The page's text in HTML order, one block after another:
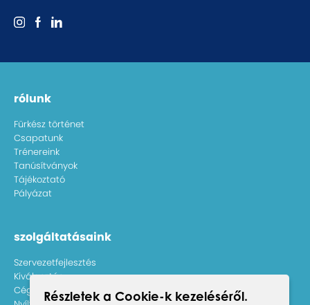
rólunk
Fürkész történet
Csapatunk
Trénereink
Tanúsítványok
Tájékoztató
Pályázat
szolgáltatásaink
Szervezetfejlesztés
Kiválasztás
Céges képzések
Részletek a Cookie-k kezeléséről.